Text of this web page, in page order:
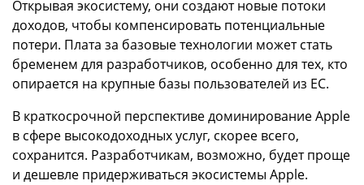
Открывая экосистему, они создают новые потоки
доходов, чтобы компенсировать потенциальные
потери. Плата за базовые технологии может стать
бременем для разработчиков, особенно для тех, кто
опирается на крупные базы пользователей из ЕС.
В краткосрочной перспективе доминирование Apple
в сфере высокодоходных услуг, скорее всего,
сохранится. Разработчикам, возможно, будет проще
и дешевле придерживаться экосистемы Apple.